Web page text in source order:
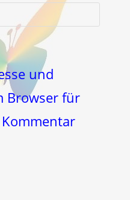
und
Browser für